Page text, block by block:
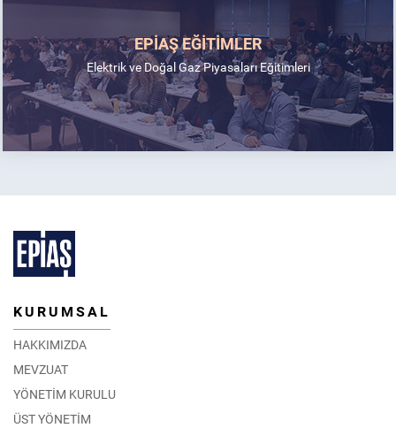
EPİAŞ EĞİTİMLER
Elektrik ve Doğal Gaz Piyasaları Eğitimleri
KURUMSAL
HAKKIMIZDA
MEVZUAT
YÖNETİM KURULU
ÜST YÖNETİM